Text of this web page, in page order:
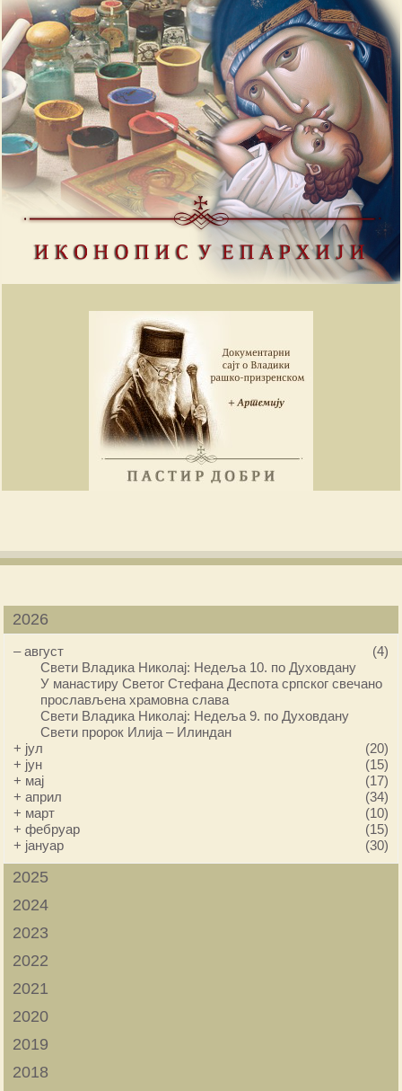
2026
–август
(4)
Свети Владика Николај: Недеља 10. по Духовдану
У манастиру Светог Стефана Деспота српског свечано
прослављена храмовна слава
Свети Владика Николај: Недеља 9. по Духовдану
Свети пророк Илија – Илиндан
+ јул
(20)
+ јун
(15)
+ мај
(17)
+април
(34)
+ март
(10)
+фебруар
(15)
+ јануар (30)
2025
2024
2023
2022
2021
2020
2019
2018